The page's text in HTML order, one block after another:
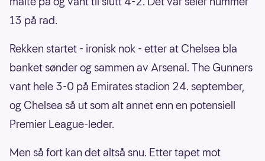
13 på rad.
Rekken startet - ironisk nok - etter at Chelsea bla
banket sønder og sammen av Arsenal. The Gunners
vant hele 3-0 på Emirates stadion 24. september,
og Chelsea så ut som alt annet enn en potensiell
Premier League-leder.
Men så fort kan det altså snu. Etter tapet mot